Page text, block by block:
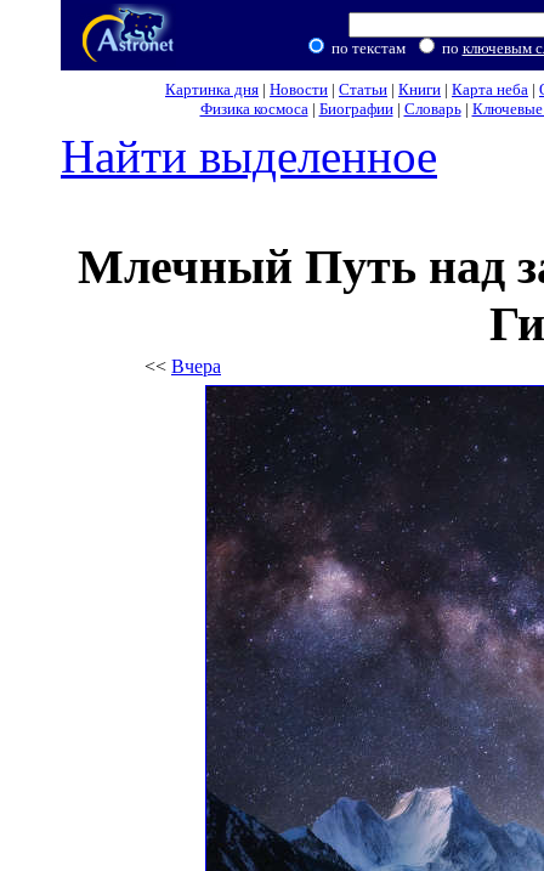
по текстам по ключевым
Картинка дня | Новости | Статьи | Книги | Карта неба |
Физика космоса| Биографии| Словарь| Ключевые
Найти выделенное
Млечный Путь над
<< Вчера